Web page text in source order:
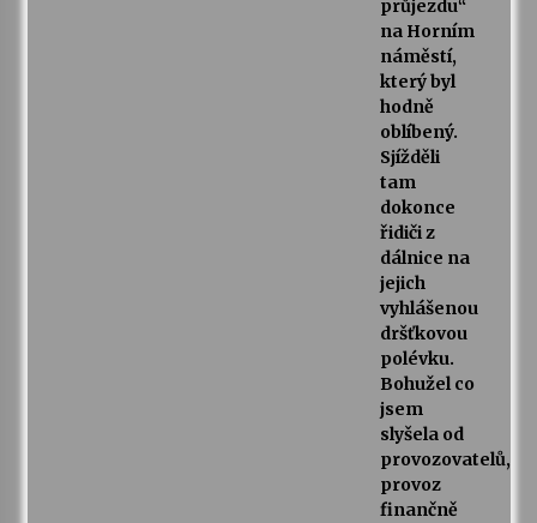
průjezdu“
na Horním
náměstí,
který byl
hodně
oblíbený.
Sjížděli
tam
dokonce
řidiči z
dálnice na
jejich
vyhlášenou
dršťkovou
polévku.
Bohužel co
jsem
slyšela od
provozovatelů,
provoz
finančně